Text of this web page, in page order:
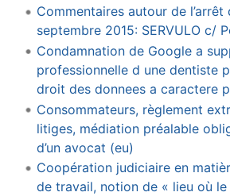
Commentaires autour de l’arrêt
septembre 2015: SERVULO c/
Condamnation de Google a
professionnelle d une dentiste
droit des donnees a caractere
Consommateurs, règlement
litiges, médiation préalable
d’un avocat (eu)
Coopération judiciaire en
de travail, notion de « lieu où